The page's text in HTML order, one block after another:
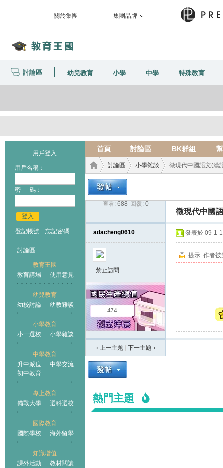
關於集團 集團品牌
討論區 幼兒教育 小學 中學 特殊教育
用戶登入
用戶名稱：
密 碼：
登入
登記帳號 忘記密碼
討論區
教育王國
教育講場
使用意見
幼兒教育
幼校討論
幼教雜談
小學教育
小一選校
小學雜談
中學教育
升中派位
中學交流
初中教育
專上教育
備戰大學
選科選校
國際教育
國際學校
海外留學
知識增值
課外活動
教材閱讀
首頁 討論區 BK群組
王國
討論區
›
小學雜談 徵現代中國語文(漢
查看: 688 回覆: 0
徵現代中國
adacheng0610
禁止訪問
474
發表於 09-1-
提示: 作者被
‹ 上一主題 下一主題 ›
熱門主題